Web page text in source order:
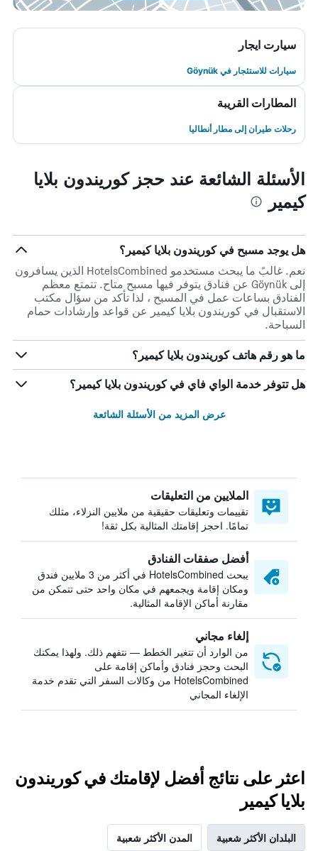
سيارت ايجار
سيارات للاستئجار في Göynük
المطارات القريبة
رحلات طيران إلى مطار أنطاليا
الأسئلة الشائعة عند حجز كوريندون بلايا
كيمير
هل يوجد مسبح في كوريندون بلايا كيمير؟
نعم. غالبً ما يبحث مستخدمو HotelsCombined الذين يسافرون
إلى Göynük عن فنادق يتوفر فيها مسبح متاح. تتمتع معظم
الفنادق بساعات عمل في المسبح ، لذا تأكد من سؤال مكتب
الاستقبال في كوريندون بلايا كيمير عن قواعد وإرشادات حمام
السباحة.
ما هو رقم هاتف كوريندون بلايا كيمير؟
هل تتوفر خدمة الواي فاي في كوريندون بلايا كيمير؟
عرض المزيد من الأسئلة الشائعة
الملايين من التعليقات
تقييمات وتعليقات حقيقية من ملايين النزلاء، مثلك
تمامًا. احجز إقامتك المثالية بكل ثقة!
أفضل صفقات الفنادق
يبحث HotelsCombined في أكثر من 3 ملايين فندق
ومكان إقامة ويجمعهم في مكان واحد حتى تتمكن من
مقارنة أماكن الإقامة المثالية.
إلغاء مجاني
من الوارد أن تتغير الخطط — نتفهم ذلك. ولهذا يمكنك
البحث وحجز فنادق وأماكن إقامة على
HotelsCombined من وكالات السفر التي تقدم خدمة
الإلغاء المجاني
اعثر على نتائج أفضل لإقامتك في كوريندون
بلايا كيمير
البلدان الأكثر شعبية المدن الأكثر شعبية